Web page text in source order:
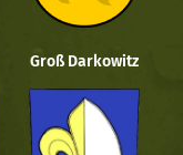
Groß Darkowitz